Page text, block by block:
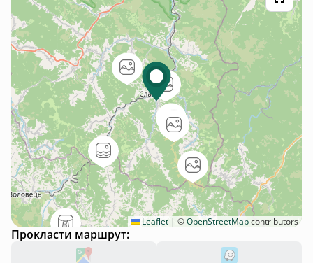
Leaflet | ©OpenStreetMapcontributors
Прокласти маршрут: